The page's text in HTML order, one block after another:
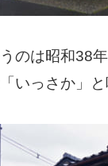
のは昭和38
いっさか」と